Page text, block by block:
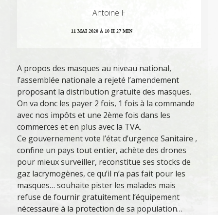
Antoine F
11 MAI 2020 Á 10 H 27 MIN
A propos des masques au niveau national,
l’assemblée nationale a rejeté l’amendement
proposant la distribution gratuite des masques.
On va donc les payer 2 fois, 1 fois à la commande
avec nos impôts et une 2ème fois dans les
commerces et en plus avec la TVA.
Ce gouvernement vote l’état d’urgence Sanitaire ,
confine un pays tout entier, achète des drones
pour mieux surveiller, reconstitue ses stocks de
gaz lacrymogènes, ce qu’il n’a pas fait pour les
masques… souhaite pister les malades mais
refuse de fournir gratuitement l’équipement
nécessaure à la protection de sa population…